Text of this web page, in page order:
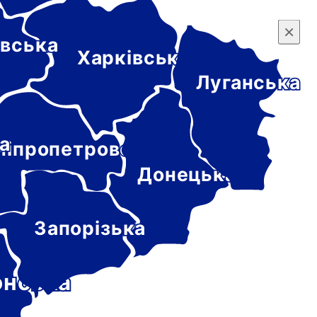
×
Донецька
Харківська
Луганська
Запорізька
×